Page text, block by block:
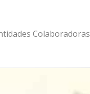
Colaboradoras